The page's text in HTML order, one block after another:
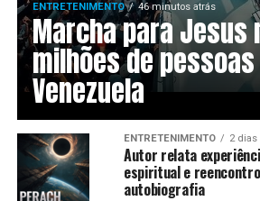
ENTRETENIMENTO 46 minutos atrás
Marcha para Jesus
milhões de
Venezuela
ENTRETENIMENTO 2 dias
Autor relata
espiritual e
autobiografia